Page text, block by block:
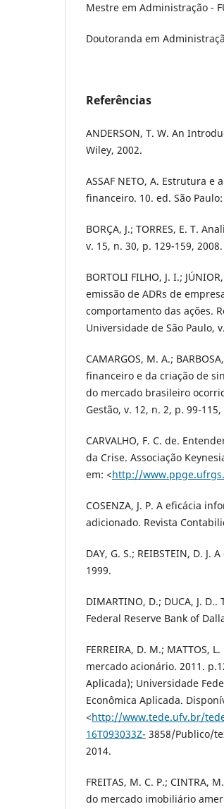
Mestre em Administração -
Doutoranda em
Referências
ANDERSON, T. W. An
Wiley, 2002.
ASSAF NETO, A. Estrutura
financeiro. 10. ed. São
BORÇA, J.; TORRES, E. T.
v. 15, n. 30, p. 129-159, 2008.
BORTOLI FILHO, J. I.;
emissão de ADRs de
comportamento das ações.
Universidade de São Paulo,
CAMARGOS, M. A.;
financeiro e da criação de
do mercado brasileiro
Gestão, v. 12, n. 2, p. 99-115,
CARVALHO, F. C. de.
da Crise. Associação
em: <http://
COSENZA, J. P. A eficácia
adicionado. Revista
DAY, G. S.; REIBSTEIN, D.
1999.
DIMARTINO, D.; DUCA, J.
Federal Reserve Bank of
FERREIRA, D. M.;
mercado acionário. 2011.
Aplicada); Universidade
Econômica Aplicada.
<http://www.tede.ufv.br/
16T093033Z- 3858/Publico/
2014.
FREITAS, M. C. P.; CINTRA,
do mercado imobiliário